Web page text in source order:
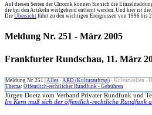
Auf diesen Seiten der Chronik können Sie sich die
die bei den Artikeln weitgehend entfernt werden. Und hier ist die
Die Übersicht führt zu den wichtigen Ereignissen von 1996 bis
Meldung Nr. 251 - März 2005
Frankfurter Rundschau, 11. März
Meldung Nr. 251 | Alles · ARD (Kulturauftrag) · Kulturwellen ·
Thema: Öffentlich-rechtlicher Rundfunk - Gebühren
Jürgen Doetz vom Verband Privater Rundfunk und
Im Kern muß sich der öffentlich-rechtliche Rundfunk